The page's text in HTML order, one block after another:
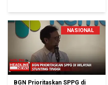
NASIONAL
BGN Prioritaskan SPPG di